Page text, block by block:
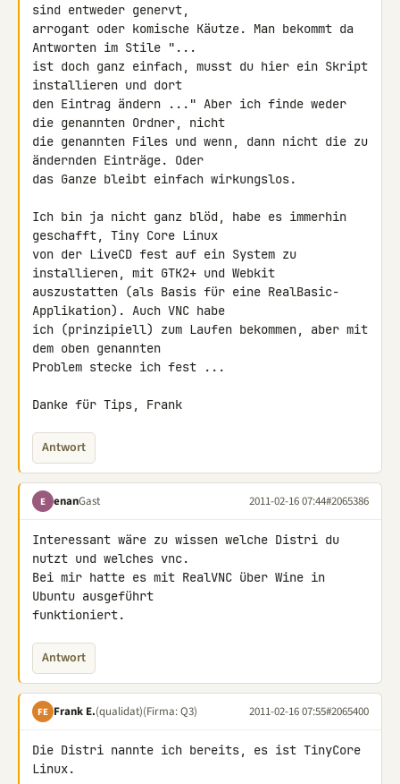
sind entweder genervt,
arrogant oder komische Käutze. Man bekommt da
Antworten im Stile "...
ist doch ganz einfach, musst du hier ein Skript
installieren und dort
den Eintrag ändern ..." Aber ich finde weder
die genannten Ordner, nicht
die genannten Files und wenn, dann nicht die zu
ändernden Einträge. Oder
das Ganze bleibt einfach wirkungslos.
Ich bin ja nicht ganz blöd, habe es immerhin
geschafft, Tiny Core Linux
von der LiveCD fest auf ein System zu
installieren, mit GTK2+ und Webkit
auszustatten (als Basis für eine RealBasic-
Applikation). Auch VNC habe
ich (prinzipiell) zum Laufen bekommen, aber mit
dem oben genannten
Problem stecke ich fest ...
Danke für Tips, Frank
Antwort
E enanGast 2011-02-16 07:44#2065386
Interessant wäre zu wissen welche Distri du
nutzt und welches vnc.
Bei mir hatte es mit RealVNC über Wine in
Ubuntu ausgeführt
funktioniert.
Antwort
FE Frank E.(qualidat)(Firma: Q3) 2011-02-16 07:55#2065400
Die Distri nannte ich bereits, es ist TinyCore
Linux.